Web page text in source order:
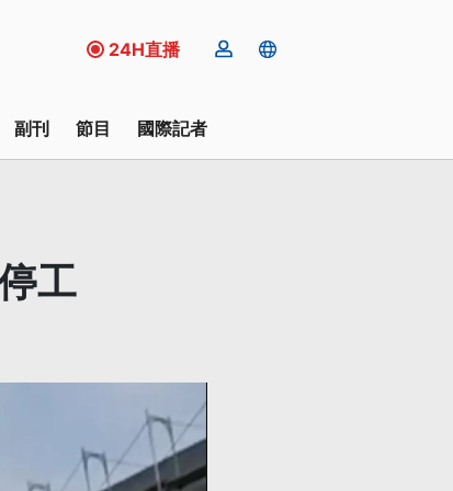
24H直播
副刊 節目 國際記者
工